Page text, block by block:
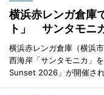
横浜赤レンガ倉庫
ト」 サンタモニ
横浜赤レンガ倉庫（横浜
西海岸「サンタモニカ」
Sunset 2026」が開催され